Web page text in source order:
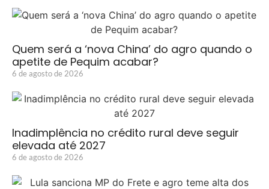
Quem será a ‘nova China’ do agro quando o
apetite de Pequim acabar?
6 de agosto de 2026
Inadimplência no crédito rural deve seguir
elevada até 2027
6 de agosto de 2026